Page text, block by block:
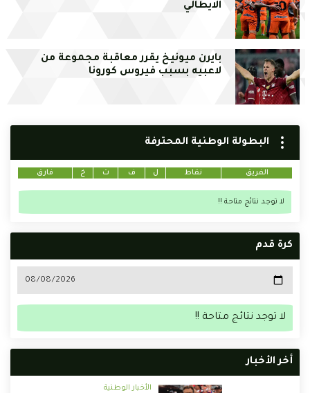
الايطالي
بايرن ميونيخ يقرر معاقبة مجموعة من
لاعبيه بسبب فيروس كورونا
البطولة الوطنية المحترفة
الفريق نقاط ل ف ت خ فارق
لا توجد نتائج متاحة !!
كرة قدم
لا توجد نتائج متاحة !!
أخر الأخبار
الأخبار الوطنية